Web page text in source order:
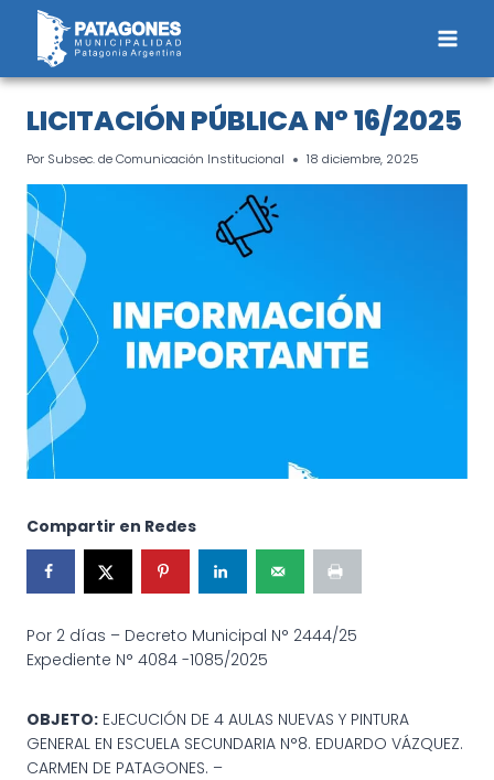
Saltar
contenido
LICITACIÓN PÚBLICA N° 16/2025
Por Subsec. de Comunicación Institucional 18 diciembre, 2025
Compartir en Redes
Por 2 días – Decreto Municipal N° 2444/25
Expediente N° 4084 -1085/2025
OBJETO: EJECUCIÓN DE 4 AULAS NUEVAS Y PINTURA
GENERAL EN ESCUELA SECUNDARIA N°8. EDUARDO VÁZQUEZ.
CARMEN DE PATAGONES. –